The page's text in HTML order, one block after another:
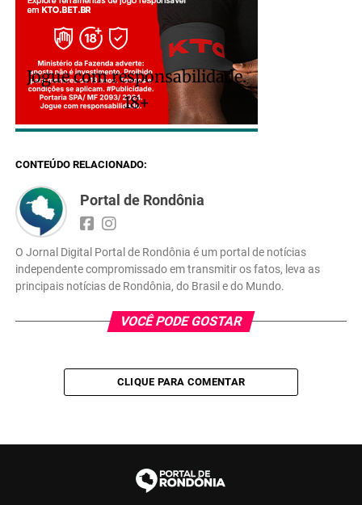
Jogue com responsabilidade.
18+
CONTEÚDO RELACIONADO:
Portal de Rondônia
O Jornal Digital Portal de Rondônia é um portal de notícias
independente compromissado em transmitir os fatos, leva as
principais notícias de Rondônia, do Brasil e do Mundo.
VOCÊ PODE GOSTAR
CLIQUE PARA COMENTAR